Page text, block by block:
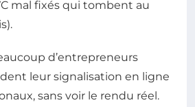
mal fixés qui tombent au
d’entrepreneurs
leur signalisation en ligne
sans voir le rendu réel.